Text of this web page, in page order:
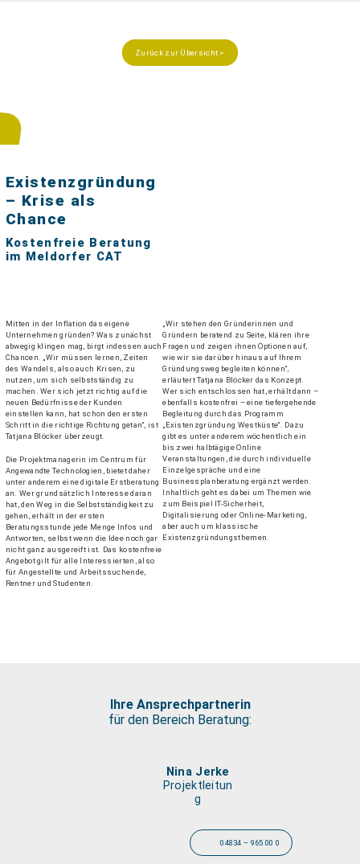
Zurück zur Übersicht >
Existenzgründung
– Krise als
Chance
Kostenfreie Beratung
im Meldorfer CAT
Mitten in der Inflation das eigene
Unternehmen gründen? Was zunächst
abwegig klingen mag, birgt indessen auch
Chancen. „Wir müssen lernen, Zeiten
des Wandels, also auch Krisen, zu
nutzen, um sich selbstständig zu
machen. Wer sich jetzt richtig auf die
neuen Bedürfnisse der Kunden
einstellen kann, hat schon den ersten
Schritt in die richtige Richtung getan“, ist
Tatjana Blöcker überzeugt.
Die Projektmanagerin im Centrum für
Angewandte Technologien, bietet daher
unter anderem eine digitale Erstberatung
an. Wer grundsätzlich Interesse daran
hat, den Weg in die Selbstständigkeit zu
gehen, erhält in der ersten
Beratungsstunde jede Menge Infos und
Antworten, selbst wenn die Idee noch gar
nicht ganz ausgereift ist. Das kostenfreie
Angebot gilt für alle Interessierten, also
für Angestellte und Arbeitssuchende,
Rentner und Studenten.
„Wir stehen den Gründerinnen und
Gründern beratend zu Seite, klären ihre
Fragen und zeigen ihnen Optionen auf,
wie wir sie darüber hinaus auf Ihrem
Gründungsweg begleiten können“,
erläutert Tatjana Blöcker das Konzept.
Wer sich entschlossen hat, erhält dann –
ebenfalls kostenfrei – eine tiefergehende
Begleitung durch das Programm
„Existenzgründung Westküste“. Dazu
gibt es unter anderem wöchentlich ein
bis zwei halbtägige Online
Veranstaltungen, die durch individuelle
Einzelgespräche und eine
Businessplanberatung ergänzt werden.
Inhaltlich geht es dabei um Themen wie
zum Beispiel IT-Sicherheit,
Digitalisierung oder Online-Marketing,
aber auch um klassische
Existenzgründungsthemen.
Ihre Ansprechpartnerin
für den Bereich Beratung:
Nina Jerke
Projektleitun
g
04834 – 965 00 0